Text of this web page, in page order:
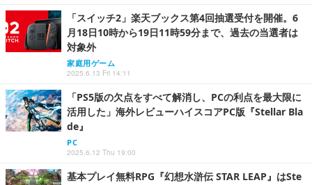
「スイッチ2」楽天ブックス第4回抽選受付を開催。6
月18日10時から19日11時59分まで、過去の当選者は
対象外
家庭用ゲーム
2025.6.13 Fri 14:11
「PS5版の欠点をすべて解消し、PCの利点を最大限に
活用した」海外レビューハイスコアPC版『Stellar Bla
de』
PC
2025.6.12 Thu 19:00
基本プレイ無料RPG『幻想水滸伝 STAR LEAP』はSte